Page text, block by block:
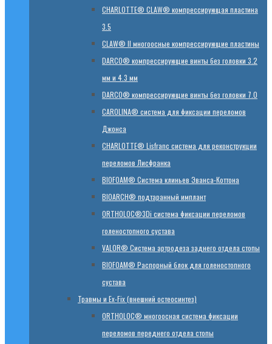
CHARLOTTE® CLAW® компрессирующая пластина
3.5
CLAW® II многоосные компрессирующие пластины
DARCO® компрессирующие винты без головки 3.2
мм и 4.3 мм
DARCO® компрессирующие винты без головки 7.0
CAROLINA® система для фиксации переломов
Джонса
CHARLOTTE® Lisfranc система для реконструкции
переломов Лисфранка
BIOFOAM® Система клиньев Эванса-Коттона
BIOARCH® подтаранный имплант
ORTHOLOC®3Di система фиксации переломов
голеностопного сустава
VALOR® Система артродеза заднего отдела стопы
BIOFOAM® Распорный блок для голеностопного
сустава
Травмы и Ex-Fix (внешний остеосинтез)
ORTHOLOC® многоосная система фиксации
переломов переднего отдела стопы